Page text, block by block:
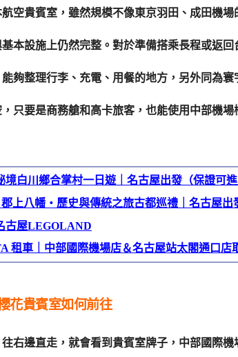
空貴賓室，雖然規模不像東京羽田、成田機場
本設施上仍然完整。對於準備搭乘長程或返回
夠整理行李、充電、用餐的地方，另外同為寰
只要是商務艙和高卡旅客，也能使用中部機場
白川鄉合掌村一日遊｜名古屋出發（保證可進
上八幡・歷史與傳統之旅古都巡禮｜名古屋出
古屋LEGOLAND
租車｜中部國際機場店＆名古屋站太閣通口店
花貴賓室如何前往
右邊直走，就會看到貴賓室牌子，中部國際機